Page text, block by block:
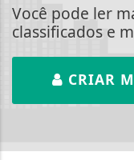
Você pode ler
classificados e
CRIAR